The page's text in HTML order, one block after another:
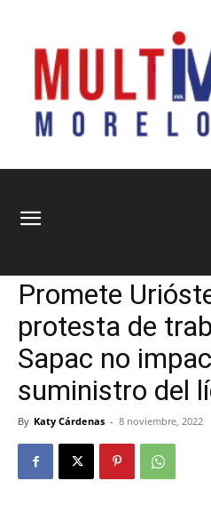
Promete
protesta de
Sapac no
suministro del
By Katy Cárdenas - 8 noviembre, 2022